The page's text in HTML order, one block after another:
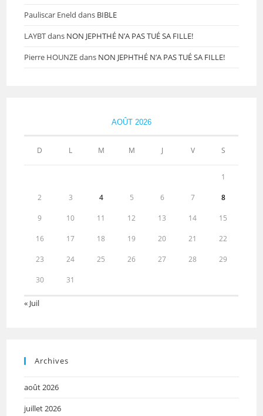
Pauliscar Eneld dans BIBLE
LAYBTdans NON JEPHTHÉ N’A PAS TUÉ SA FILLE!
Pierre HOUNZEdans NON JEPHTHÉ N’A PAS TUÉ SA FILLE!
AOÛT 2026
D L M M J V S
1
2 3 4 5 6 7 8
9 10 11 12 13 14 15
16 17 18 19 20 21 22
23 24 25 26 27 28 29
30 31
« Juil
Archives
août 2026
juillet 2026